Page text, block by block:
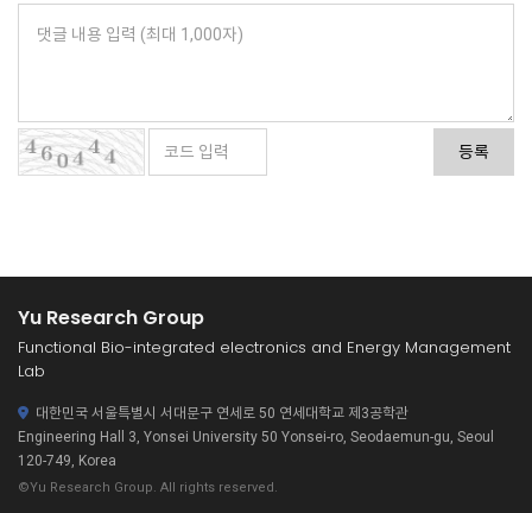
등록
Yu Research Group
Functional Bio-integrated electronics and Energy Management
Lab
대한민국 서울특별시 서대문구 연세로 50 연세대학교 제3공학관
Engineering Hall 3, Yonsei University 50 Yonsei-ro, Seodaemun-gu, Seoul
120-749, Korea
©Yu Research Group. All rights reserved.